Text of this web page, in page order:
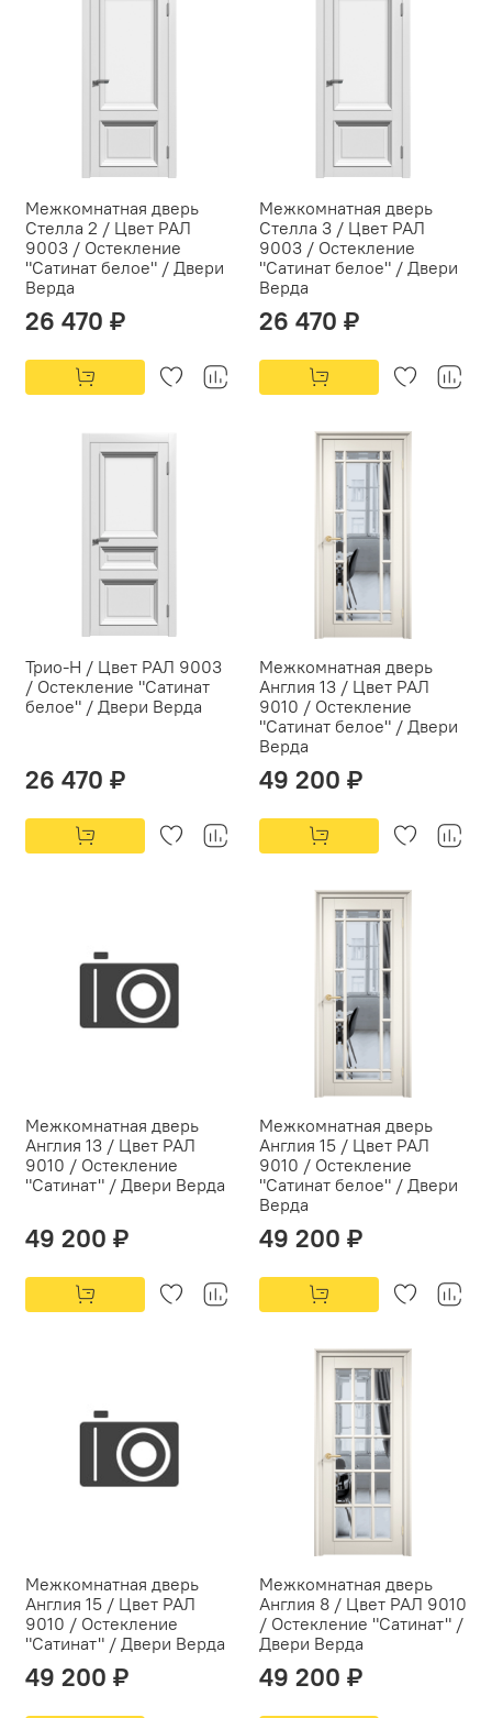
Межкомнатная дверь
Стелла 2 / Цвет РАЛ
9003 / Остекление
"Сатинат белое" / Двери
Верда
26 470 ₽
Межкомнатная дверь
Стелла 3 / Цвет РАЛ
9003 / Остекление
"Сатинат белое" / Двери
Верда
26 470 ₽
Трио-Н / Цвет РАЛ 9003
/ Остекление "Сатинат
белое" / Двери Верда
26 470 ₽
Межкомнатная дверь
Англия 13 / Цвет РАЛ
9010 / Остекление
"Сатинат белое" / Двери
Верда
49 200 ₽
Межкомнатная дверь
Англия 13 / Цвет РАЛ
9010 / Остекление
"Сатинат" / Двери Верда
49 200 ₽
Межкомнатная дверь
Англия 15 / Цвет РАЛ
9010 / Остекление
"Сатинат белое" / Двери
Верда
49 200 ₽
Межкомнатная дверь
Англия 15 / Цвет РАЛ
9010 / Остекление
"Сатинат" / Двери Верда
49 200 ₽
Межкомнатная дверь
Англия 8 / Цвет РАЛ 9010
/ Остекление "Сатинат" /
Двери Верда
49 200 ₽